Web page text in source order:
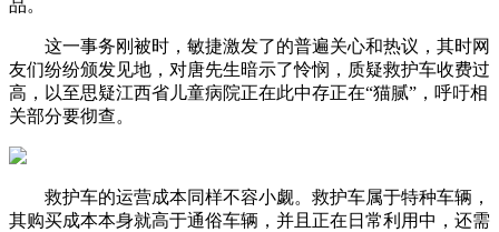
品。
这一事务刚被时，敏捷激发了的普遍关心和热议，其时网
友们纷纷颁发见地，对唐先生暗示了怜悯，质疑救护车收费过
高，以至思疑江西省儿童病院正在此中存正在“猫腻”，呼吁相
关部分要彻查。
救护车的运营成本同样不容小觑。救护车属于特种车辆，
其购买成本本身就高于通俗车辆，并且正在日常利用中，还需